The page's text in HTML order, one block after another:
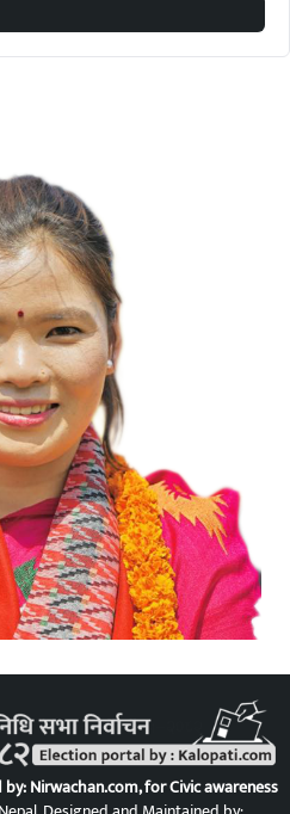
by:Nirwachan.com, for Civic awareness